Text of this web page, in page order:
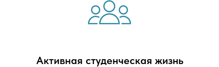
Активная студенческая жизнь